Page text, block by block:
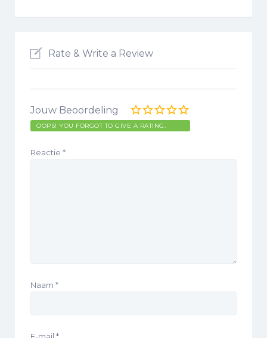
Rate & Write a Review
Jouw Beoordeling
OOPS! YOU FORGOT TO GIVE A RATING.
Reactie *
Naam *
E-mail *